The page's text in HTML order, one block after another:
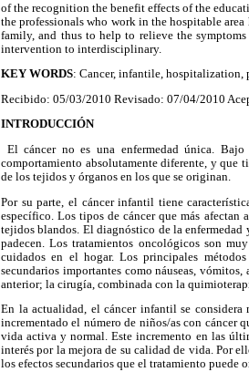
of the recognition the benefit effects of the
the professionals who work in the hospitable
family, and thus to help to relieve the
intervention to interdisciplinary.
KEY WORDS: Cancer, infantile,
Recibido: 05/03/2010 Revisado: 07/04/2010
INTRODUCCIÓN
El cáncer no es una enfermedad única.
comportamiento absolutamente diferente, y que
de los tejidos y órganos en los que se originan.
Por su parte, el cáncer infantil tiene
específico. Los tipos de cáncer que más
tejidos blandos. El diagnóstico de la
padecen. Los tratamientos oncológicos son
cuidados en el hogar. Los principales
secundarios importantes como náuseas,
anterior; la cirugía, combinada con la
En la actualidad, el cáncer infantil se considera
incrementado el número de niños/as con cáncer
vida activa y normal. Este incremento en las
interés por la mejora de su calidad de vida. Por
los efectos secundarios que el tratamiento puede